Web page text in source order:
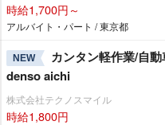
時給1,700円～
アルバイト・パート / 東京都
NEW
カンタン軽作業/自
denso aichi
株式会社テクノスマイル
時給1,800円